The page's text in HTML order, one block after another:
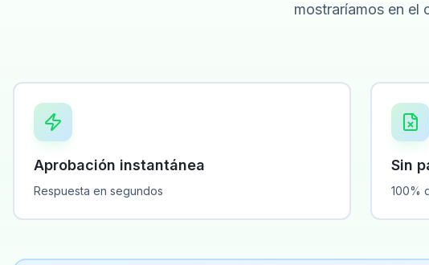
mostraríamos en el
Aprobación instantánea
Respuesta en segundos
Sin
100%